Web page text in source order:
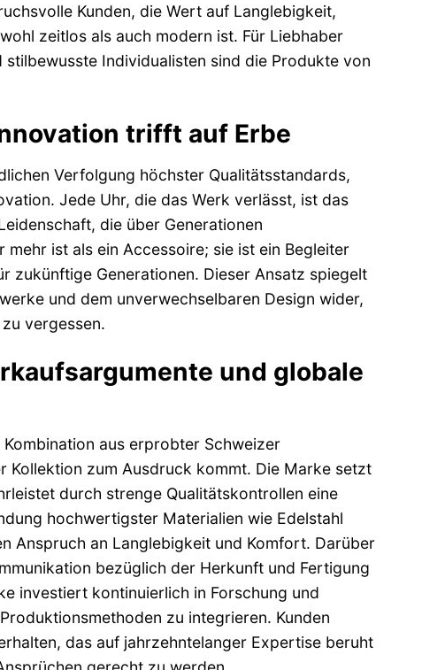
Kunden, die Wert auf Langlebigkeit,
zeitlos als auch modern ist. Für Liebhaber
Individualisten sind die Produkte von
trifft auf Erbe
Verfolgung höchster Qualitätsstandards,
Jede Uhr, die das Werk verlässt, ist das
die über Generationen
ist als ein Accessoire; sie ist ein Begleiter
zukünftige Generationen. Dieser Ansatz spiegelt
und dem unverwechselbaren Design wider,
vergessen.
und globale
aus erprobter Schweizer
Kollektion zum Ausdruck kommt. Die Marke setzt
durch strenge Qualitätskontrollen eine
hochwertigster Materialien wie Edelstahl
Anspruch an Langlebigkeit und Komfort. Darüber
bezüglich der Herkunft und Fertigung
investiert kontinuierlich in Forschung und
zu integrieren. Kunden
das auf jahrzehntelanger Expertise beruht